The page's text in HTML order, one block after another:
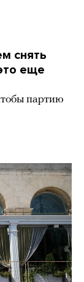
снять
еще
партию